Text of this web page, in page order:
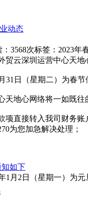
动态
：3568次标签：2023年
贸云深圳运营中心天
31日（星期二）为春
地心网络将一如既
直接转入我司财务账
为您加急解决处理；
知如下
1月2日（星期一）为